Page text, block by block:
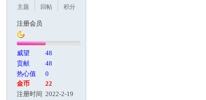
主题
回帖
积分
注册会员
威望
48
贡献
48
热心值
0
金币
22
注册时间 2022-2-19